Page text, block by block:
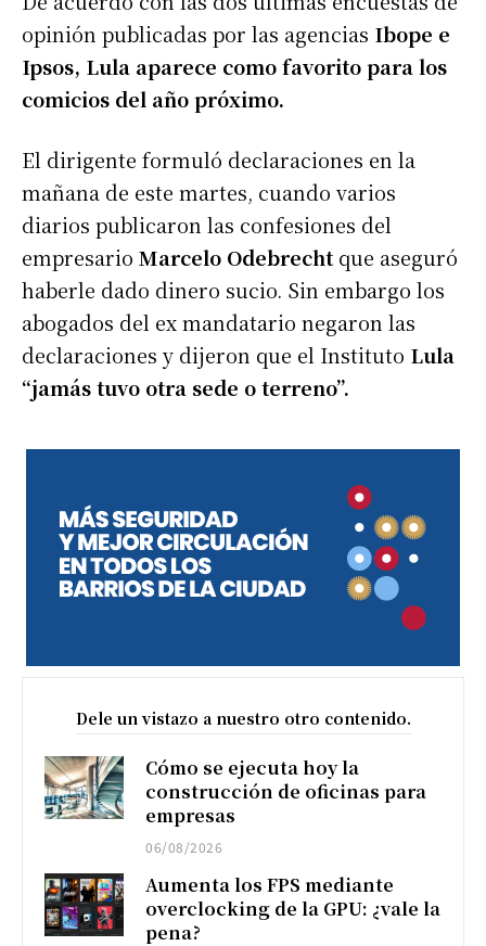
opinión publicadas por las agencias Ibope e
Ipsos, Lula aparece como favorito para los
comicios del año próximo.
El dirigente formuló declaraciones en la
mañana de este martes, cuando varios
diarios publicaron las confesiones del
empresario Marcelo Odebrechtque aseguró
haberle dado dinero sucio. Sin embargo los
abogados del ex mandatario negaron las
declaraciones y dijeron que el Instituto Lula
“jamás tuvo otra sede o terreno”.
Dele un vistazo a nuestro otro contenido.
Cómo se ejecuta hoy la
construcción de oficinas para
empresas
06/08/2026
Aumenta los FPS mediante
overclocking de la GPU: ¿vale la
pena?